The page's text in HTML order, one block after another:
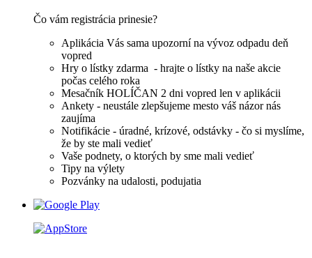
Čo vám registrácia prinesie?
Aplikácia Vás sama upozorní na vývoz odpadu deň
vopred
Hry o lístky zdarma - hrajte o lístky na naše akcie
počas celého roka
Mesačník HOLÍČAN 2 dni vopred len v aplikácii
Ankety - neustále zlepšujeme mesto váš názor nás
zaujíma
Notifikácie - úradné, krízové, odstávky - čo si myslíme,
že by ste mali vedieť
Vaše podnety, o ktorých by sme mali vedieť
Tipy na výlety
Pozvánky na udalosti, podujatia